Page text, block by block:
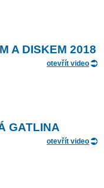
A DISKEM 2018
otevřít video
GATLINA
otevřít video